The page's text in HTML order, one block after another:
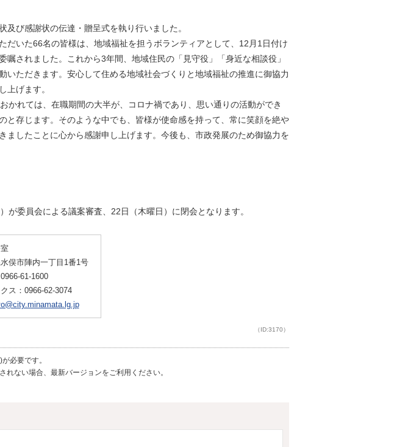
及び感謝状の伝達・贈呈式を執り行いました。
だいた66名の皆様は、地域福祉を担うボランティアとして、12月1日付け
嘱されました。これから3年間、地域住民の「見守役」「身近な相談役」
いただきます。安心して住める地域社会づくりと地域福祉の推進に御協力
上げます。
かれては、在職期間の大半が、コロナ禍であり、思い通りの活動ができ
と存じます。そのような中でも、皆様が使命感を持って、常に笑顔を絶や
ましたことに心から感謝申し上げます。今後も、市政発展のため御協力を
委員会による議案審査、22日（木曜日）に閉会となります。
俣市陣内一丁目1番1号
61-1600
ス：0966-62-3074
（ID:3170）
必要です。
ない場合、最新バージョンをご利用ください。